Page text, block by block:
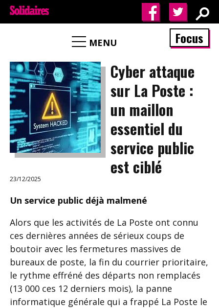
MENU Focus
Cyber attaque
sur La Poste :
un maillon
essentiel du
service public
est ciblé
23/12/2025
Un service public déjà malmené
Alors que les activités de La Poste ont connu
ces dernières années de sérieux coups de
boutoir avec les fermetures massives de
bureaux de poste, la fin du courrier prioritaire,
le rythme effréné des départs non remplacés
(13 000 ces 12 derniers mois), la panne
informatique générale qui a frappé La Poste le